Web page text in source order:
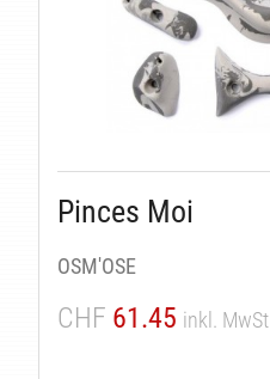
Pinces Moi
OSM'OSE
CHF 61.45 inkl. MwSt